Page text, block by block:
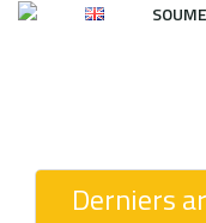
Derniers